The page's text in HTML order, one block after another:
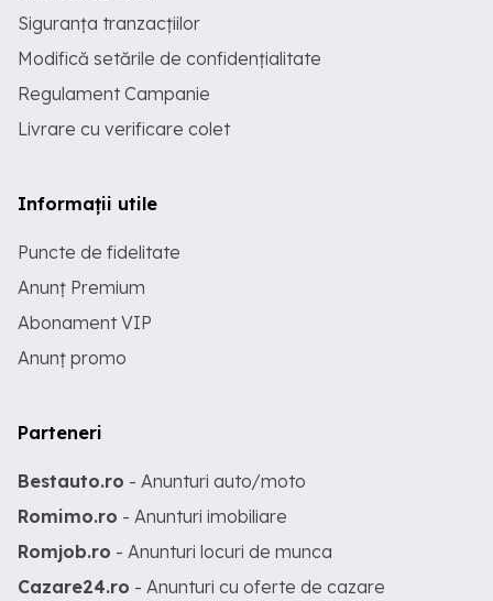
Siguranța tranzacțiilor
Modifică setările de confidențialitate
Regulament Campanie
Livrare cu verificare colet
Informații utile
Puncte de fidelitate
Anunț Premium
Abonament VIP
Anunț promo
Parteneri
Bestauto.ro - Anunturi auto/moto
Romimo.ro - Anunturi imobiliare
Romjob.ro - Anunturi locuri de munca
Cazare24.ro - Anunturi cu oferte de cazare